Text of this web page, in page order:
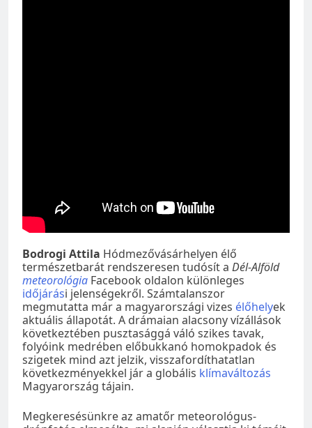
Bodrogi Attila Hódmezővásárhelyen élő
természetbarát rendszeresen tudósít a Dél-Alföld
meteorológia Facebook oldalon különleges
időjárási jelenségekről. Számtalanszor
megmutatta már a magyarországi vizes élőhelyek
aktuális állapotát. A drámaian alacsony vízállások
következtében pusztasággá váló szikes tavak,
folyóink medrében előbukkanó homokpadok és
szigetek mind azt jelzik, visszafordíthatatlan
következményekkel jár a globális klímaváltozás
Magyarország tájain.
Megkeresésünkre az amatőr meteorológus-